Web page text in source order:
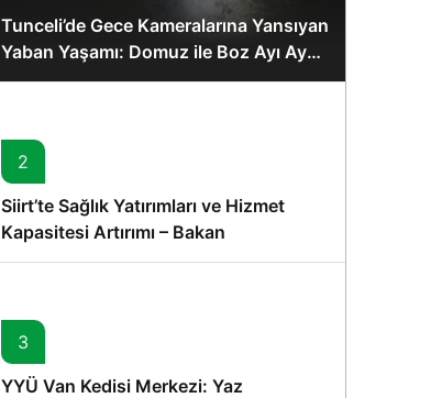
Tunceli’de Gece Kameralarına Yansıyan
Yaban Yaşamı: Domuz ile Boz Ayı Aynı
Karede
2
Siirt’te Sağlık Yatırımları ve Hizmet
Kapasitesi Artırımı – Bakan
Memişoğlu’nun Ziyareti
3
YYÜ Van Kedisi Merkezi: Yaz